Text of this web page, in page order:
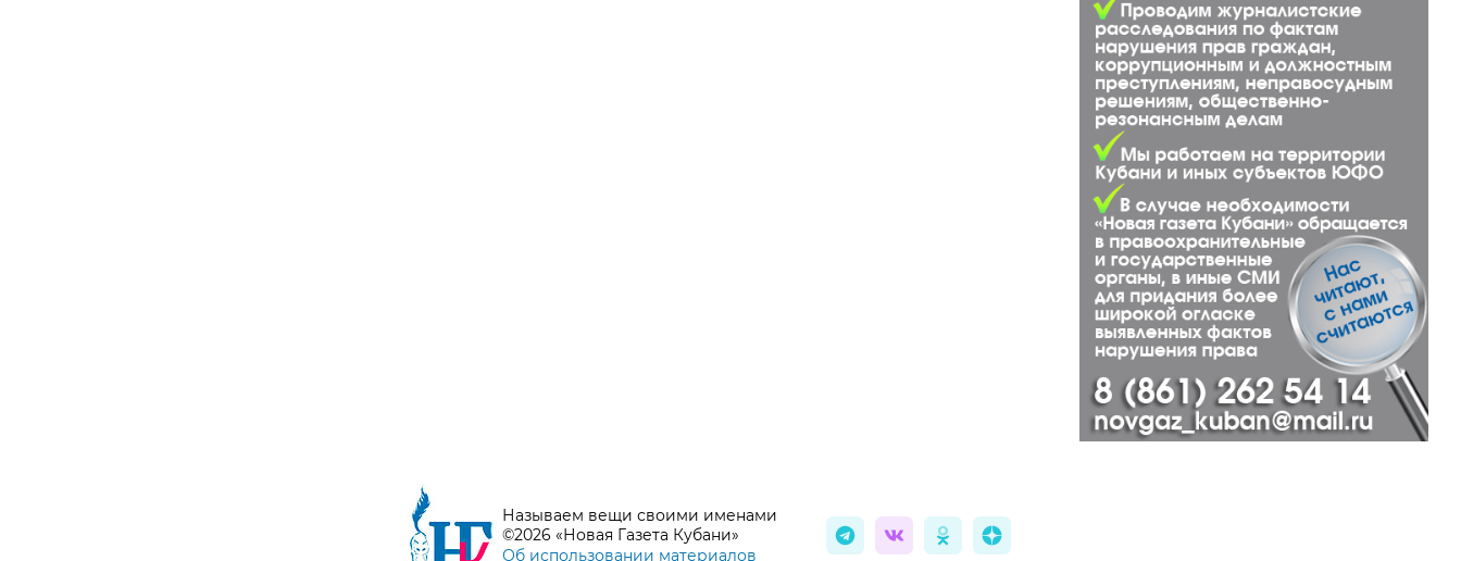
Называем вещи своими именами
©2026 «Новая Газета Кубани»
Об использовании материалов